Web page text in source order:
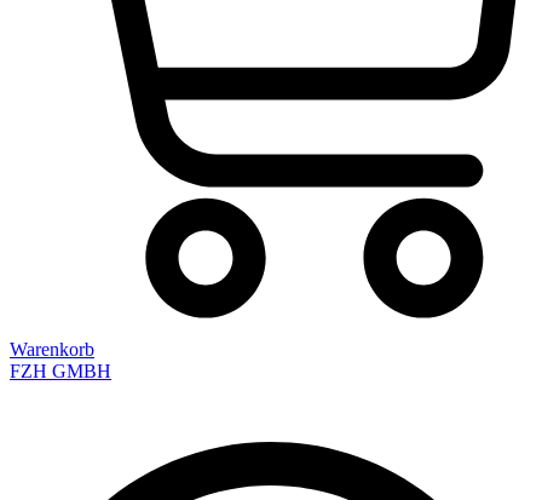
Warenkorb
FZH GMBH